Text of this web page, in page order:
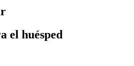
el huésped